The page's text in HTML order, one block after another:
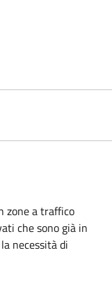
zone a traffico
che sono già in
necessità di